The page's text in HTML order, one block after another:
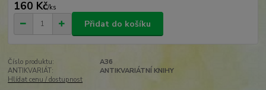
160 Kč/ks
Přidat do košíku
Číslo produktu:
A36
ANTIKVARIÁT:
ANTIKVARIÁTNÍ KNIHY
Hlídat cenu / dostupnost